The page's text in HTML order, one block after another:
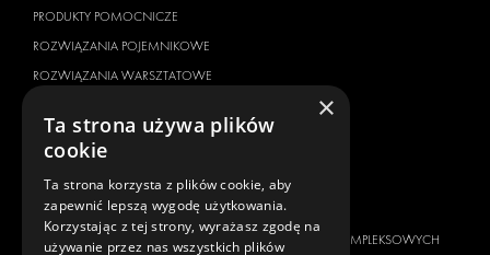
PRODUKTY POMOCNICZE
ROZWIĄZANIA POJEMNIKOWE
ROZWIĄZANIA WARSZTATOWE
ZARZĄDZANIE FLOTĄ
MARKA POJAZDU
CITROËN
O NAS
DOSTAWCA KOMPLEKSOWYCH
×
Ta strona używa plików
cookie
Ta strona korzysta z plików cookie, aby
zapewnić lepszą wygodę użytkowania.
Korzystając z tej strony, wyrażasz zgodę na
używanie przez nas wszystkich plików